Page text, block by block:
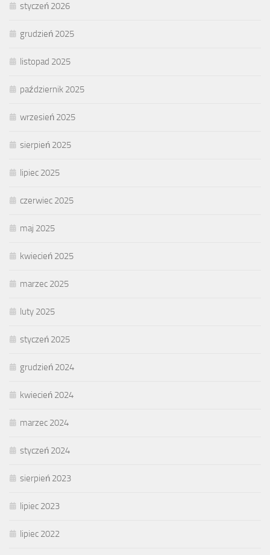
styczeń 2026
grudzień 2025
listopad 2025
październik 2025
wrzesień 2025
sierpień 2025
lipiec 2025
czerwiec 2025
maj 2025
kwiecień 2025
marzec 2025
luty 2025
styczeń 2025
grudzień 2024
kwiecień 2024
marzec 2024
styczeń 2024
sierpień 2023
lipiec 2023
lipiec 2022